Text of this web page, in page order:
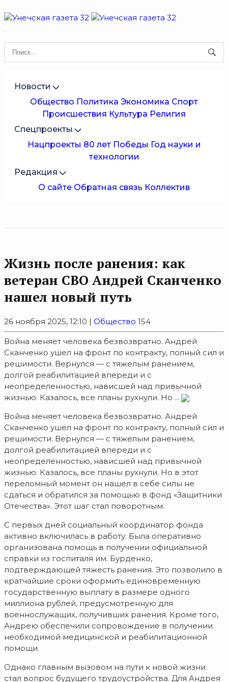
Новости
Общество Политика Экономика Спорт
Происшествия Культура Религия
Спецпроекты
Нацпроекты 80 лет Победы Год науки и
технологии
Редакция
О сайте Обратная связь Коллектив
Жизнь после ранения: как
ветеран СВО Андрей Сканченко
нашел новый путь
26 ноября 2025, 12:10 | Общество 154
Война меняет человека безвозвратно. Андрей
Сканченко ушел на фронт по контракту, полный сил и
решимости. Вернулся — с тяжелым ранением,
долгой реабилитацией впереди и с
неопределенностью, нависшей над привычной
жизнью. Казалось, все планы рухнули. Но ...
Война меняет человека безвозвратно. Андрей
Сканченко ушел на фронт по контракту, полный сил и
решимости. Вернулся — с тяжелым ранением,
долгой реабилитацией впереди и с
неопределенностью, нависшей над привычной
жизнью. Казалось, все планы рухнули. Но в этот
переломный момент он нашел в себе силы не
сдаться и обратился за помощью в фонд «Защитники
Отечества». Этот шаг стал поворотным.
С первых дней социальный координатор фонда
активно включилась в работу. Была оперативно
организована помощь в получении официальной
справки из госпиталя им. Бурденко,
подтверждающей тяжесть ранения. Это позволило в
кратчайшие сроки оформить единовременную
государственную выплату в размере одного
миллиона рублей, предусмотренную для
военнослужащих, получивших ранения. Кроме того,
Андрею обеспечили сопровождение в получении
необходимой медицинской и реабилитационной
помощи.
Однако главным вызовом на пути к новой жизни
стал вопрос будущего трудоустройства. Для Андрея